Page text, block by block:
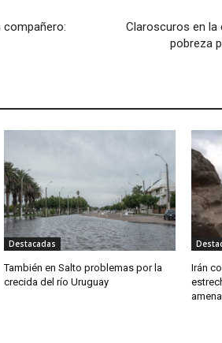
compañero:
Claroscuros en la
pobreza
Destacadas
También en Salto problemas por la
crecida del río Uruguay
Irán